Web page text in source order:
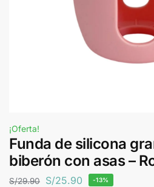
¡Oferta!
Funda de silicona
biberón con asas –
S/29.90 S/25.90 -13%